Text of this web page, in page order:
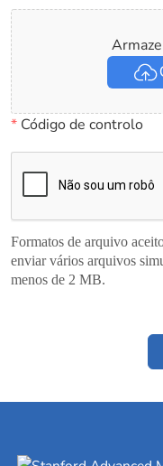
*Código de controlo
Formatos de arquivo
enviar vários arquivos
menos de 2 MB.